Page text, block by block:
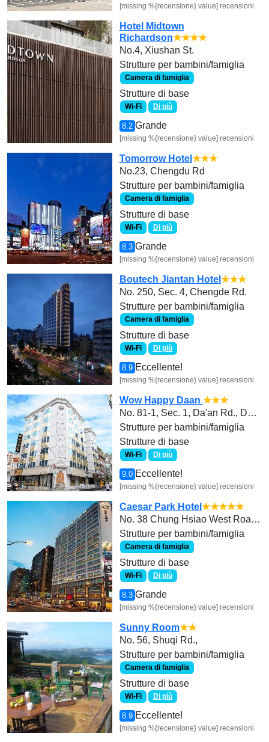
[missing %{recensione} value] recensioni
Hotel Midtown
Richardson★★★★
No.4, Xiushan St.
Strutture per bambini/famiglia
Camera di famiglia
Strutture di base
Wi-Fi Di più
8.2 Grande
[missing %{recensione} value] recensioni
Tomorrow Hotel ★★★
No.23, Chengdu Rd
Strutture per bambini/famiglia
Camera di famiglia
Strutture di base
Wi-Fi Di più
8.3 Grande
[missing %{recensione} value] recensioni
Boutech Jiantan Hotel ★★★
No. 250, Sec. 4, Chengde Rd.
Strutture per bambini/famiglia
Camera di famiglia
Strutture di base
Wi-Fi Di più
8.9 Eccellente!
[missing %{recensione} value] recensioni
Wow Happy Daan ★★★
No. 81-1, Sec. 1, Da'an Rd., Da’an Dist., Taipei City 106 , Taiwan (R.O.C.)
Strutture per bambini/famiglia
Strutture di base
Wi-Fi Di più
9.0 Eccellente!
[missing %{recensione} value] recensioni
Caesar Park Hotel ★★★★★
No. 38 Chung Hsiao West Road, Section 1
Strutture per bambini/famiglia
Camera di famiglia
Strutture di base
Wi-Fi Di più
8.3 Grande
[missing %{recensione} value] recensioni
Sunny Room★★
No. 56, Shuqi Rd.,
Strutture per bambini/famiglia
Camera di famiglia
Strutture di base
Wi-Fi Di più
8.9 Eccellente!
[missing %{recensione} value] recensioni